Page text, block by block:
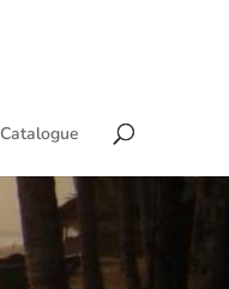
Catalogue